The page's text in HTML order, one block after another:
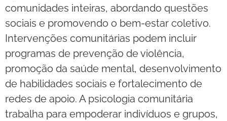
comunidades inteiras, abordando questões
sociais e promovendo o bem-estar coletivo.
Intervenções comunitárias podem incluir
programas de prevenção de violência,
promoção da saúde mental, desenvolvimento
de habilidades sociais e fortalecimento de
redes de apoio. A psicologia comunitária
trabalha para empoderar indivíduos e grupos,